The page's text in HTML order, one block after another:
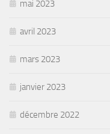
mai 2023
avril 2023
mars 2023
janvier 2023
décembre 2022